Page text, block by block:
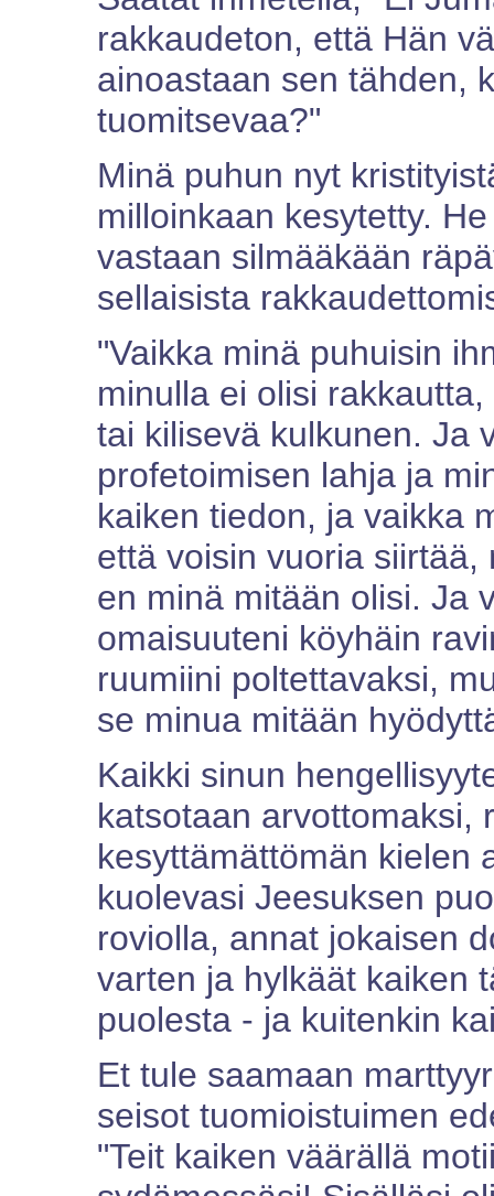
rakkaudeton, että Hän
ainoastaan sen tähden,
tuomitsevaa?"
Minä puhun nyt
milloinkaan kesytetty.
vastaan silmääkään
sellaisista
"Vaikka minä puhuisin
minulla ei olisi
tai kilisevä kulkunen. Ja
profetoimisen lahja ja
kaiken tiedon, ja vaikka
että voisin vuoria
en minä mitään olisi. Ja
omaisuuteni köyhäin
ruumiini poltettavaksi,
se minua mitään
Kaikki sinun
katsotaan arvottomaksi,
kesyttämättömän kielen
kuolevasi Jeesuksen
roviolla, annat jokaisen
varten ja hylkäät kaiken
puolesta - ja kuitenkin
Et tule saamaan
seisot tuomioistuimen
"Teit kaiken väärällä